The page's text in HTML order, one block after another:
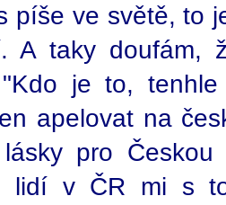
píše ve světě, to
A taky doufám,
je to,
apelovat na
pro Českou
lidí v ČR mi s